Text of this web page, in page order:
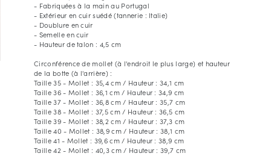
- Fabriquées à la main au Portugal
- Extérieur en cuir suédé (tannerie : Italie)
- Doublure en cuir
- Semelle en cuir
- Hauteur de talon : 4,5 cm
Circonférence de mollet (à l'endroit le plus large) et hauteur
de la botte (à l'arrière) :
Taille 35 - Mollet : 35,4 cm / Hauteur : 34,1 cm
Taille 36 - Mollet : 36,1 cm / Hauteur : 34,9 cm
Taille 37 - Mollet : 36,8 cm / Hauteur : 35,7 cm
Taille 38 - Mollet : 37,5 cm / Hauteur : 36,5 cm
Taille 39 - Mollet : 38,2 cm / Hauteur : 37,3 cm
Taille 40 - Mollet : 38,9 cm / Hauteur : 38,1 cm
Taille 41 - Mollet : 39,6 cm / Hauteur : 38,9 cm
Taille 42 - Mollet : 40,3 cm / Hauteur : 39,7 cm